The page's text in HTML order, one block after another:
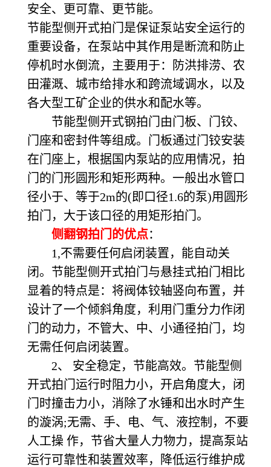
安全、更可靠、更节能。
节能型侧开式拍门是保证泵站安全运行的
重要设备，在泵站中其作用是断流和防止
停机时水倒流，主要用于：防洪排涝、农
田灌溉、城市给排水和跨流域调水，以及
各大型工矿企业的供水和配水等。
节能型侧开式钢拍门由门板、门铰、
门座和密封件等组成。门板通过门铰安装
在门座上，根据国内泵站的应用情况，拍
门的门形圆形和矩形两种。一般出水管口
径小于、等于2m的(即口径1.6的泵)用圆形
拍门，大于该口径的用矩形拍门。
侧翻钢拍门的优点：
1,不需要任何启闭装置，能自动关
闭。节能型侧开式拍门与悬挂式拍门相比
显着的特点是：将阀体铰轴竖向布置，并
设计了一个倾斜角度，利用门重分力作闭
门的动力，不管大、中、小通径拍门，均
无需任何启闭装置。
2、 安全稳定，节能高效。节能型侧
开式拍门运行时阻力小，开启角度大，闭
门时撞击力小，消除了水锤和出水时产生
的漩涡;无需、手、电、气、液控制，不要
人工操 作，节省大量人力物力，提高泵站
运行可靠性和装置效率，降低运行维护成